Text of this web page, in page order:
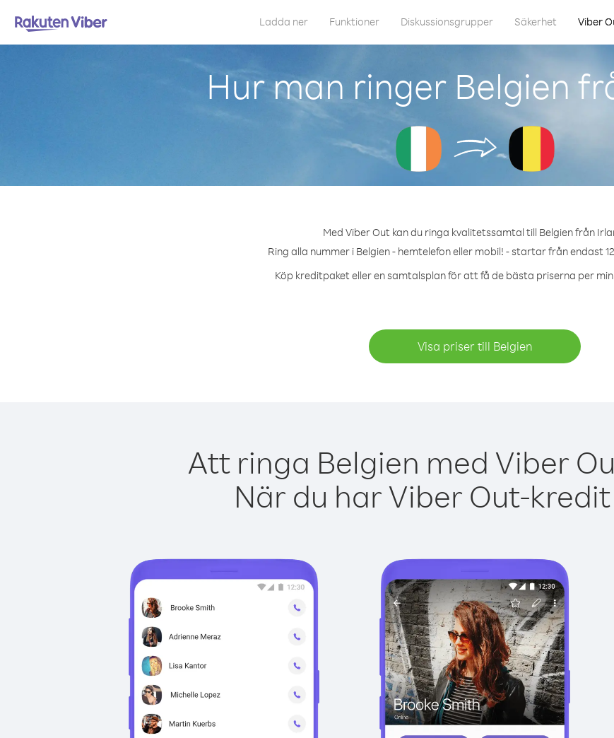
Ladda ner Funktioner Diskussionsgrupper Säkerhet Viber
Hur man ringer Belgien
Med Viber Out kan du ringa kvalitetssamtal till Belgien från
Ring alla nummer i Belgien - hemtelefon eller mobil! - startar från endast
Köp kreditpaket eller en samtalsplan för att få de bästa priserna per
Visa priser till Belgien
Att ringa Belgien med Viber
När du har Viber Out-